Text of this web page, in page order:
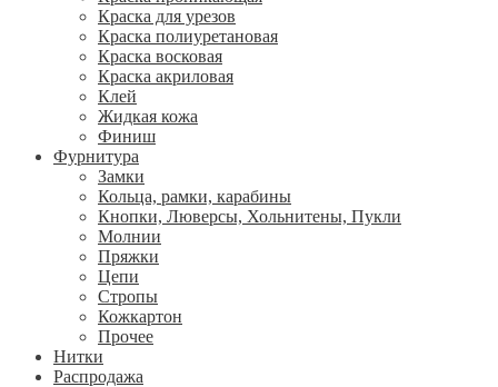
Краска для урезов
Краска полиуретановая
Краска восковая
Краска акриловая
Клей
Жидкая кожа
Финиш
Фурнитура
Замки
Кольца, рамки, карабины
Кнопки, Люверсы, Хольнитены, Пукли
Молнии
Пряжки
Цепи
Стропы
Кожкартон
Прочее
Нитки
Распродажа